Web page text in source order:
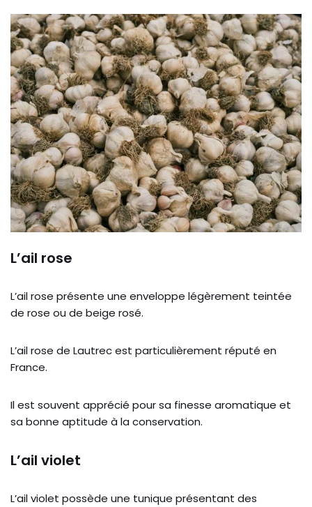
L’ail rose
L’ail rose présente une enveloppe légèrement teintée
de rose ou de beige rosé.
L’ail rose de Lautrec est particulièrement réputé en
France.
Il est souvent apprécié pour sa finesse aromatique et
sa bonne aptitude à la conservation.
L’ail violet
L’ail violet possède une tunique présentant des